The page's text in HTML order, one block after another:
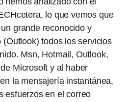
lo que vemos que
grande reconocido y
todos los servicios
Msn, Hotmail, Outlook,
Microsoft y al haber
la mensajería instantánea,
esfuerzos en el correo